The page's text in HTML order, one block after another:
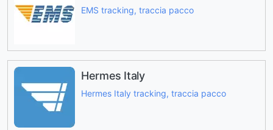
EMS tracking, traccia pacco
Hermes Italy
Hermes Italy tracking, traccia pacco